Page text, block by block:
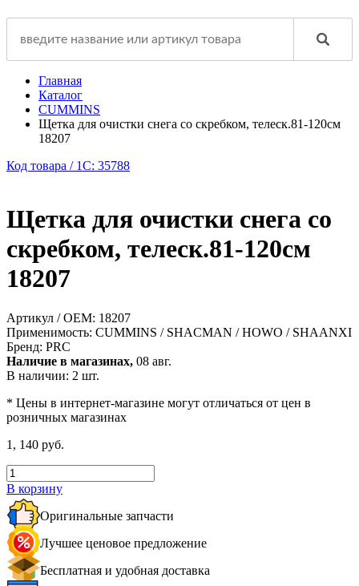
Главная
Каталог
CUMMINS
Щетка для очистки снега со скребком, телеск.81-120см
18207
Код товара / 1C: 35788
Щетка для очистки снега со
скребком, телеск.81-120см
18207
Артикул / OEM: 18207
Применимость: CUMMINS / SHACMAN / HOWO / SHAANXI
Бренд: PRC
Наличие в магазинах, 08 авг.
В наличии: 2 шт.
* Цены в интернет-магазине могут отличаться от цен в
розничных магазинах
1, 140 руб.
В корзину
Оригинальные запчасти
Лучшее ценовое предложение
Бесплатная и удобная доставка